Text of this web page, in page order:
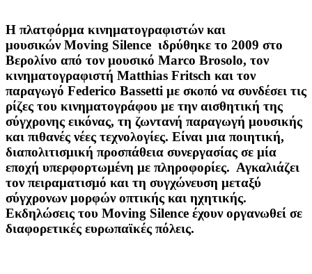
Η πλατφόρμα κινηματογραφιστών και
μουσικών Moving Silence ιδρύθηκε το 2009 στο
Βερολίνο από τον μουσικό Marco Brosolo, τον
κινηματογραφιστή Matthias Fritsch και τον
παραγωγό Federico Bassetti με σκοπό να συνδέσει τις
ρίζες του κινηματογράφου με την αισθητική της
σύγχρονης εικόνας, τη ζωντανή παραγωγή μουσικής
και πιθανές νέες τεχνολογίες. Είναι μια ποιητική,
διαπολιτισμική προσπάθεια συνεργασίας σε μία
εποχή υπερφορτωμένη με πληροφορίες. Αγκαλιάζει
τον πειραματισμό και τη συγχώνευση μεταξύ
σύγχρονων μορφών οπτικής και ηχητικής.
Εκδηλώσεις του Moving Silence έχουν οργανωθεί σε
διαφορετικές ευρωπαϊκές πόλεις.